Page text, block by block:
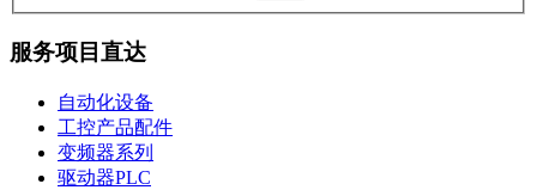
服务项目直达
自动化设备
工控产品配件
变频器系列
驱动器PLC